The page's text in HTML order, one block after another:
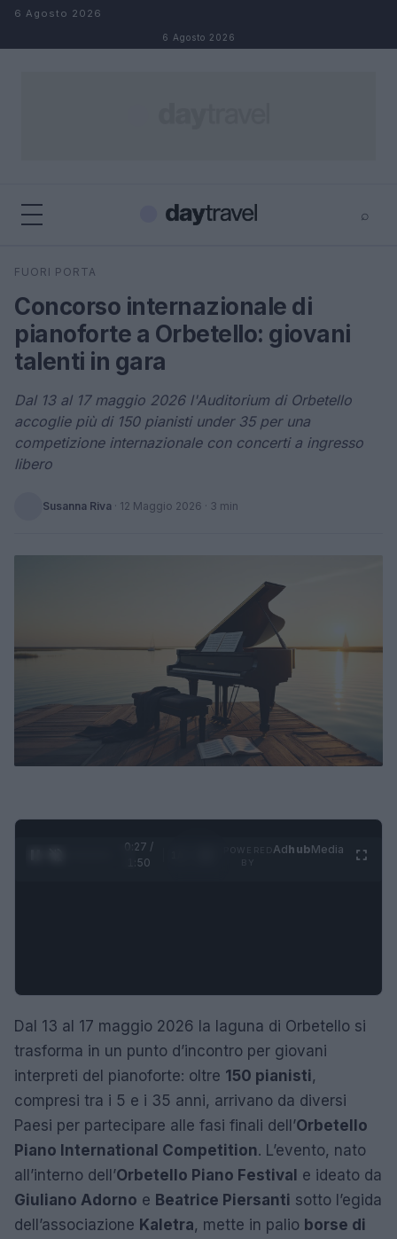
Salta al contenuto
6 Agosto 2026
6 Agosto 2026
⌕
Cerca
FUORI PORTA
Concorso internazionale di
pianoforte a Orbetello: giovani
talenti in gara
Dal 13 al 17 maggio 2026 l'Auditorium di Orbetello
accoglie più di 150 pianisti under 35 per una
competizione internazionale con concerti a ingresso
libero
Susanna Riva · 12 Maggio 2026 · 3 min
0:28 /
1:50
AdhubMedia
Dal 13 al 17 maggio 2026 la laguna di Orbetello si
trasforma in un punto d’incontro per giovani
interpreti del pianoforte: oltre 150 pianisti,
compresi tra i 5 e i 35 anni, arrivano da diversi
Paesi per partecipare alle fasi finali dell’Orbetello
Piano International Competition. L’evento, nato
all’interno dell’Orbetello Piano Festival e ideato da
Giuliano Adorno e Beatrice Piersanti sotto l’egida
dell’associazione Kaletra, mette in palio borse di